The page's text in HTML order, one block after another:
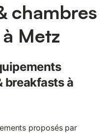
chambres
Metz
breakfasts à
proposés par